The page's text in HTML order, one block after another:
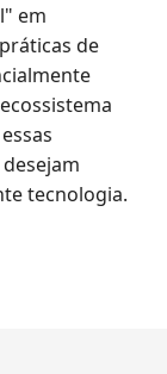
em
de
tecnologia.